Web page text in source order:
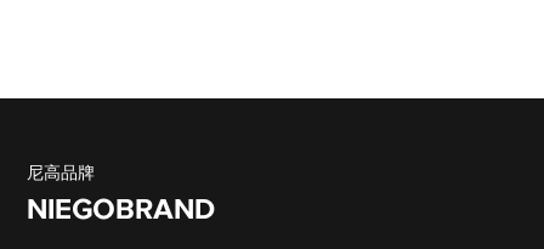
尼高品牌
NIEGOBRAND